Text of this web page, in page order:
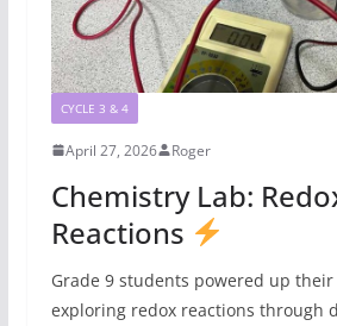
CYCLE 3 & 4
April 27, 2026 Roger
Chemistry Lab:
Reactions
Grade 9 students powered up
exploring redox reactions through